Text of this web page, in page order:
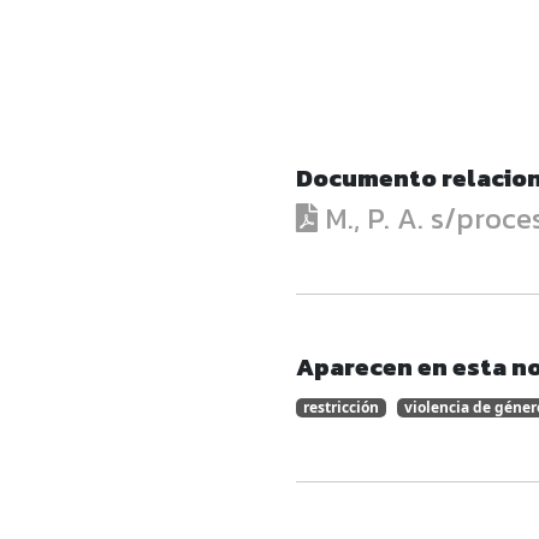
Documento
M., P. A. s/
Aparecen en esta
restricción violencia de